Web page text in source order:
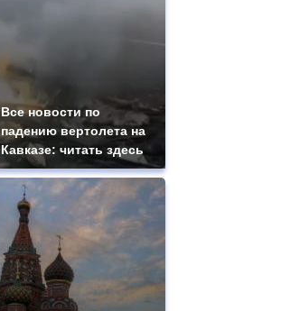
Все новости по
падению вертолета на
Кавказе: читать здесь